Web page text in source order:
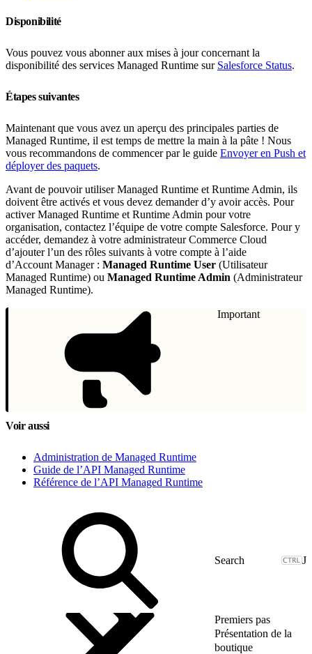
Disponibilité
Vous pouvez vous abonner aux mises à jour concernant la
disponibilité des services Managed Runtime sur Salesforce Status.
Étapes suivantes
Maintenant que vous avez un aperçu des principales parties de
Managed Runtime, il est temps de mettre la main à la pâte ! Nous
vous recommandons de commencer par le guide Envoyer en Push et
déployer des paquets.
Avant de pouvoir utiliser Managed Runtime et Runtime Admin, ils
doivent être activés et vous devez demander d’y avoir accès. Pour
activer Managed Runtime et Runtime Admin pour votre
organisation, contactez l’équipe de votre compte Salesforce. Pour y
accéder, demandez à votre administrateur Commerce Cloud
d’ajouter l’un des rôles suivants à votre compte à l’aide
d’Account Manager : Managed Runtime User (Utilisateur
Managed Runtime) ou Managed Runtime Admin (Administrateur
Managed Runtime).
Important
Voir aussi
Administration de Managed Runtime
Guide de l’API Managed Runtime
Référence de l’API Managed Runtime
J
Premiers pas
Présentation de la
boutique